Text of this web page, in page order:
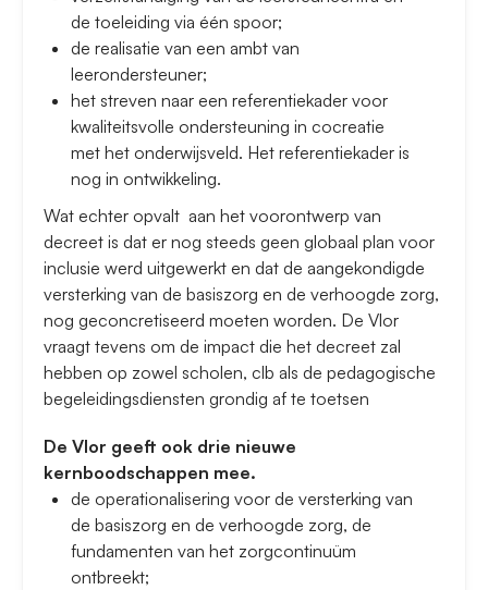
de toeleiding via één spoor;
de realisatie van een ambt van
leerondersteuner;
het streven naar een referentiekader voor
kwaliteitsvolle ondersteuning in cocreatie
met het onderwijsveld. Het referentiekader is
nog in ontwikkeling.
Wat echter opvalt aan het voorontwerp van
decreet is dat er nog steeds geen globaal plan voor
inclusie werd uitgewerkt en dat de aangekondigde
versterking van de basiszorg en de verhoogde zorg,
nog geconcretiseerd moeten worden. De Vlor
vraagt tevens om de impact die het decreet zal
hebben op zowel scholen, clb als de pedagogische
begeleidingsdiensten grondig af te toetsen
De Vlor geeft ook drie nieuwe
kernboodschappen mee.
de operationalisering voor de versterking van
de basiszorg en de verhoogde zorg, de
fundamenten van het zorgcontinuüm
ontbreekt;